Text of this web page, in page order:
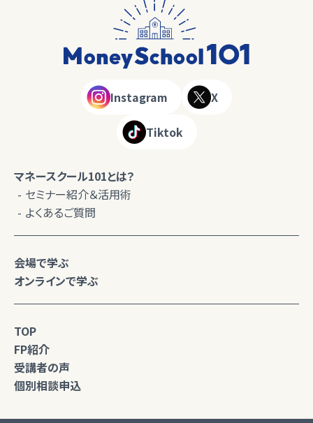
Instagram X
Tiktok
マネースクール101とは？
セミナー紹介＆活用術
よくあるご質問
会場で学ぶ
オンラインで学ぶ
TOP
FP紹介
受講者の声
個別相談申込